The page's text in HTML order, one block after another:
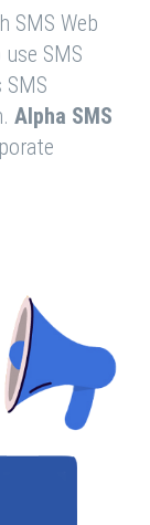
SMS Web
SMS
Alpha SMS